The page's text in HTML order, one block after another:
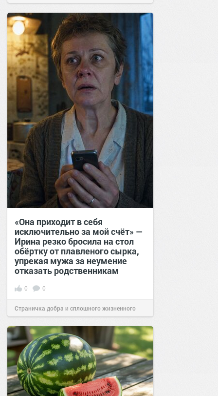
позитива!10:38Вчера
«Она приходит в себя
исключительно за мой счёт» —
Ирина резко бросила на стол
обёртку от плавленого сырка,
упрекая мужа за неумение
отказать родственникам
0 0
Страничка добра и сплошного жизненного
позитива!00:28Вчера